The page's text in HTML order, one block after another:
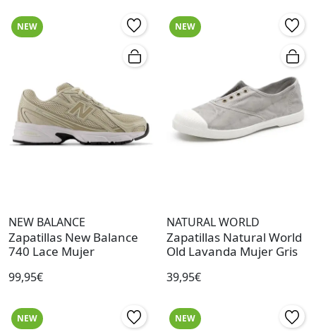
NEW
NEW BALANCE
Zapatillas New Balance
740 Lace Mujer
99,95€
NEW
NATURAL WORLD
Zapatillas Natural World
Old Lavanda Mujer Gris
39,95€
NEW NEW